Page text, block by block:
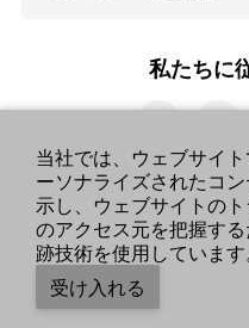
私たちに
© 2023 sales-car.com。
No.
利用規約
当社では、ウェブサイ
ーソナライズされたコ
示し、ウェブサイトの
のアクセス元を把握す
跡技術を使用しています
受け入れる